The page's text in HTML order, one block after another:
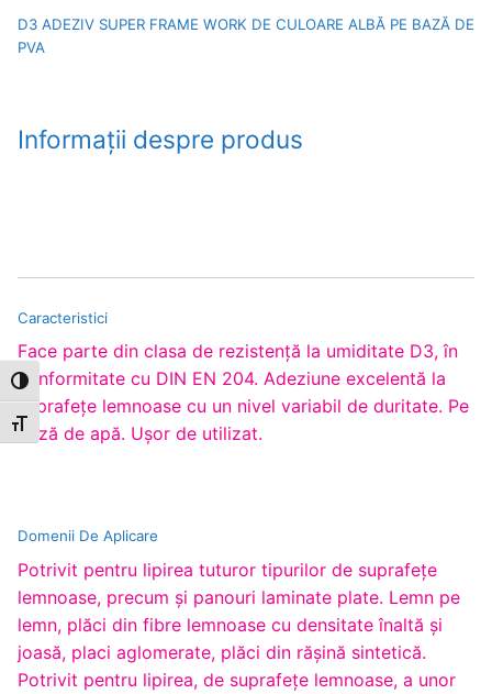
Toggle High Contrast
Toggle Font size
D3 ADEZIV SUPER FRAME WORK DE CULOARE ALBĂ PE BAZĂ DE
PVA
Informații despre produs
Caracteristici
Face parte din clasa de rezistenţă la umiditate D3, în
conformitate cu DIN EN 204. Adeziune excelentă la
suprafeţe lemnoase cu un nivel variabil de duritate. Pe
bază de apă. Uşor de utilizat.
Domenii De Aplicare
Potrivit pentru lipirea tuturor tipurilor de suprafeţe
lemnoase, precum şi panouri laminate plate. Lemn pe
lemn, plăci din fibre lemnoase cu densitate înaltă şi
joasă, placi aglomerate, plăci din răşină sintetică.
Potrivit pentru lipirea, de suprafeţe lemnoase, a unor